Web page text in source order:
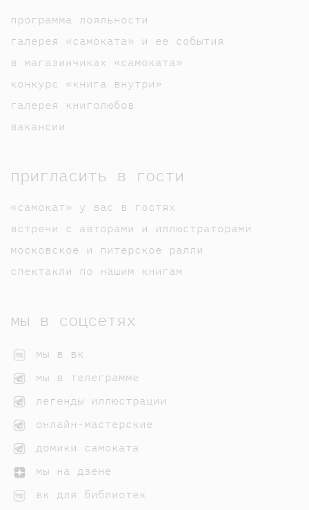
программа лояльности
галерея «самоката» и ее события
в магазинчиках «самоката»
конкурс «книга внутри»
галерея книголюбов
вакансии
пригласить в гости
«самокат» у вас в гостях
встречи с авторами и иллюстраторами
московское и питерское ралли
спектакли по нашим книгам
мы в соцсетях
мы в вк
мы в телеграмме
легенды иллюстрации
онлайн-мастерские
домики самоката
мы на дзене
вк для библиотек